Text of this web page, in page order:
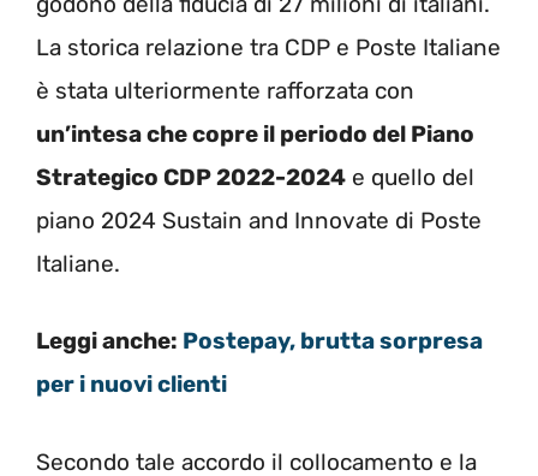
La storica relazione tra CDP e Poste Italiane
è stata ulteriormente rafforzata con
un’intesa che copre il periodo del Piano
Strategico CDP 2022-2024 e quello del
piano 2024 Sustain and Innovate di Poste
Italiane.
Leggi anche: Postepay, brutta sorpresa
per i nuovi clienti
Secondo tale accordo il collocamento e la